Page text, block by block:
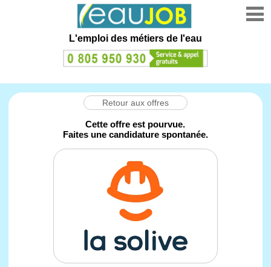
L'emploi des métiers de l'eau
Retour aux offres
Cette offre est pourvue.
Faites une candidature spontanée.